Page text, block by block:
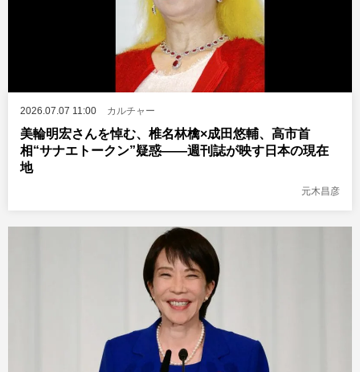
2026.07.07 11:00 カルチャー
美輪明宏さんを悼む、椎名林檎×成田悠輔、高市首
相“サナエトークン”疑惑――週刊誌が映す日本の現在
地
元木昌彦